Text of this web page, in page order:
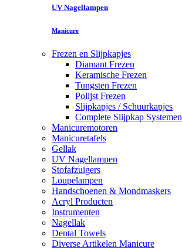
UV Nagellampen
Manicure
Frezen en Slijpkapjes
Diamant Frezen
Keramische Frezen
Tungsten Frezen
Polijst Frezen
Slijpkapjes / Schuurkapjes
Complete Slijpkap Systemen
Manicuremotoren
Manicuretafels
Gellak
UV Nagellampen
Stofafzuigers
Loupelampen
Handschoenen & Mondmaskers
Acryl Producten
Instrumenten
Nagellak
Dental Towels
Diverse Artikelen Manicure